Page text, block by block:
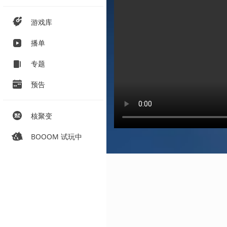
游戏库
播单
专题
预告
核聚变
BOOOM 试玩中